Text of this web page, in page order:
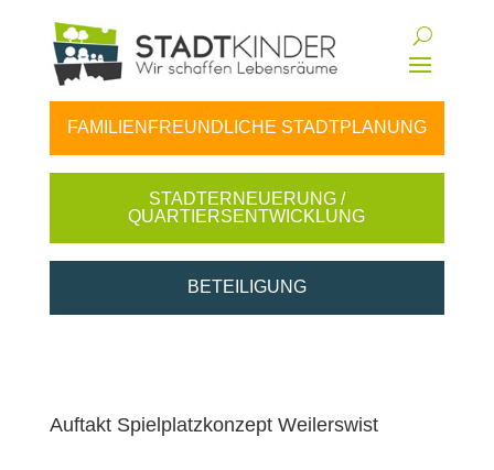
FAMILIENFREUNDLICHE STADTPLANUNG
STADTERNEUERUNG /
QUARTIERSENTWICKLUNG
BETEILIGUNG
Auftakt Spielplatzkonzept Weilerswist